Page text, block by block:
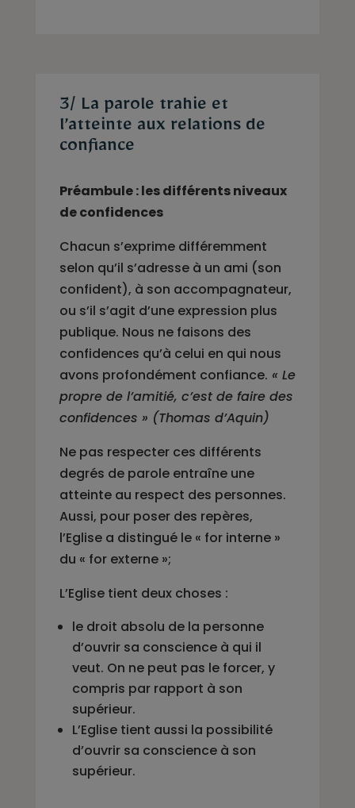
3/ La parole trahie et
l’atteinte aux relations de
confiance
Préambule : les différents niveaux
de confidences
Chacun s’exprime différemment
selon qu’il s’adresse à un ami (son
confident), à son accompagnateur,
ou s’il s’agit d’une expression plus
publique. Nous ne faisons des
confidences qu’à celui en qui nous
avons profondément confiance. « Le
propre de l’amitié, c’est de faire des
confidences » (Thomas d’Aquin)
Ne pas respecter ces différents
degrés de parole entraîne une
atteinte au respect des personnes.
Aussi, pour poser des repères,
l’Eglise a distingué le « for interne »
du « for externe »;
L’Eglise tient deux choses :
le droit absolu de la personne
d’ouvrir sa conscience à qui il
veut. On ne peut pas le forcer, y
compris par rapport à son
supérieur.
L’Eglise tient aussi la possibilité
d’ouvrir sa conscience à son
supérieur.